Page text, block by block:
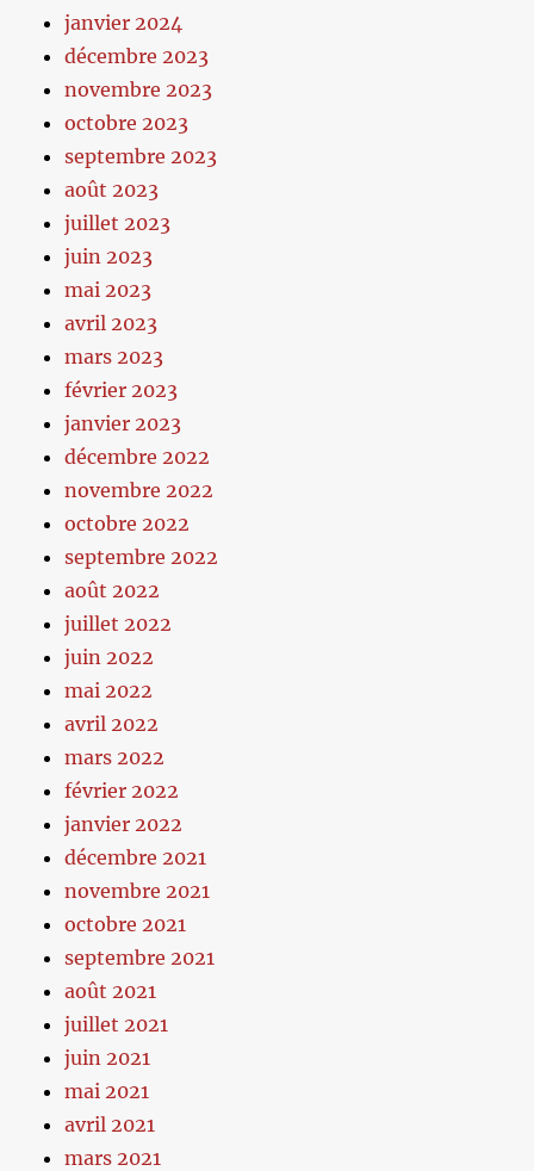
janvier 2024
décembre 2023
novembre 2023
octobre 2023
septembre 2023
août 2023
juillet 2023
juin 2023
mai 2023
avril 2023
mars 2023
février 2023
janvier 2023
décembre 2022
novembre 2022
octobre 2022
septembre 2022
août 2022
juillet 2022
juin 2022
mai 2022
avril 2022
mars 2022
février 2022
janvier 2022
décembre 2021
novembre 2021
octobre 2021
septembre 2021
août 2021
juillet 2021
juin 2021
mai 2021
avril 2021
mars 2021